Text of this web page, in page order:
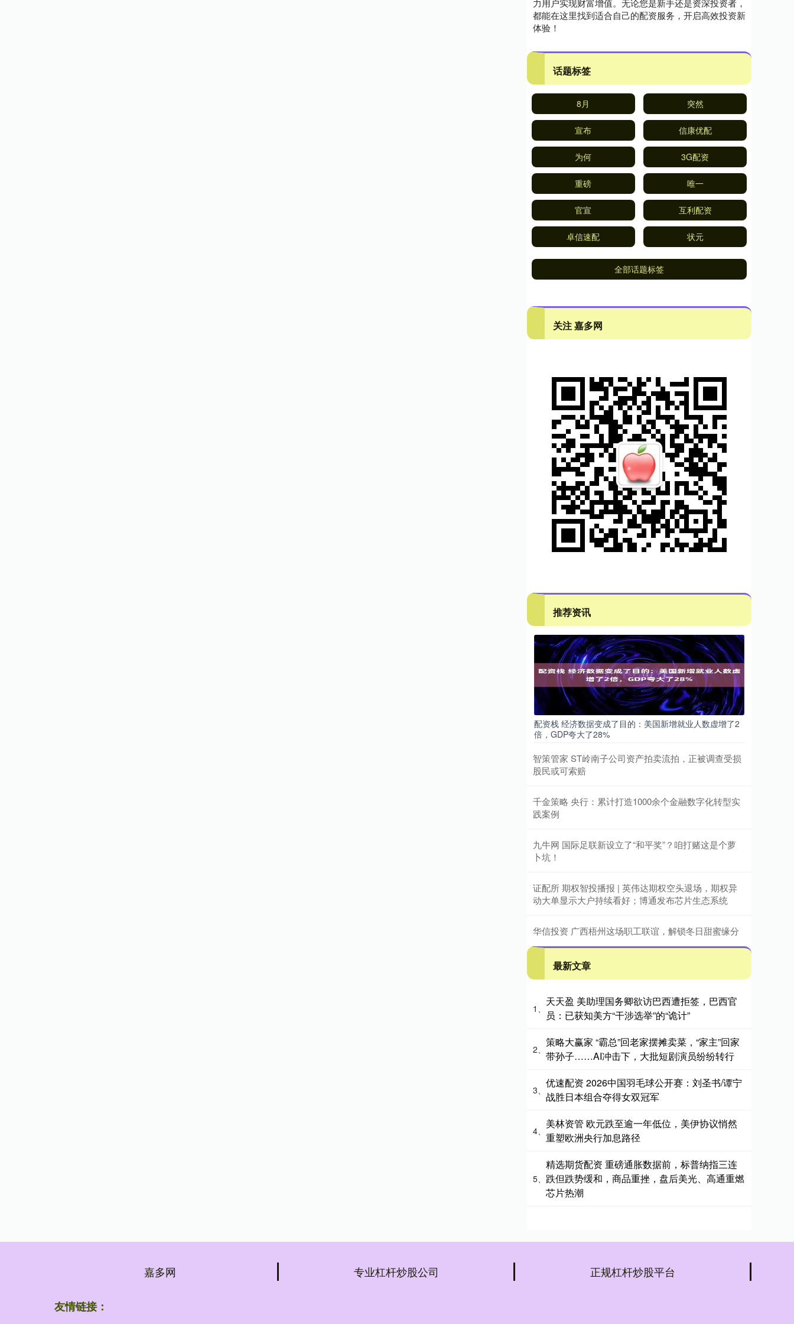
力用户实现财富增值。无论您是新手还是资深投资者，
都能在这里找到适合自己的配资服务，开启高效投资新
体验！
话题标签
8月 突然
宣布 信康优配
为何 3G配资
重磅 唯一
官宣 互利配资
卓信速配 状元
全部话题标签
关注 嘉多网
推荐资讯
配资栈 经济数据变成了目的：美国新增就业人数虚增了2
倍，GDP夸大了28%
智策管家 ST岭南子公司资产拍卖流拍，正被调查受损
股民或可索赔
千金策略 央行：累计打造1000余个金融数字化转型实
践案例
九牛网 国际足联新设立了“和平奖”？咱打赌这是个萝
卜坑！
证配所 期权智投播报 | 英伟达期权空头退场，期权异
动大单显示大户持续看好；博通发布芯片生态系统
华信投资 广西梧州这场职工联谊，解锁冬日甜蜜缘分
最新文章
1、
天天盈 美助理国务卿欲访巴西遭拒签，巴西官
员：已获知美方“干涉选举”的“诡计”
2、
策略大赢家 “霸总”回老家摆摊卖菜，“家主”回家
带孙子……AI冲击下，大批短剧演员纷纷转行
3、
优速配资 2026中国羽毛球公开赛：刘圣书/谭宁
战胜日本组合夺得女双冠军
4、
美林资管 欧元跌至逾一年低位，美伊协议悄然
重塑欧洲央行加息路径
5、
精选期货配资 重磅通胀数据前，标普纳指三连
跌但跌势缓和，商品重挫，盘后美光、高通重燃
芯片热潮
嘉多网 专业杠杆炒股公司 正规杠杆炒股平台
友情链接：